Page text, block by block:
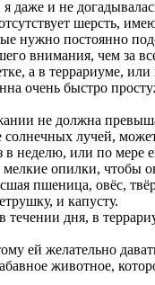
даже и не
шерсть,
нужно постоянно
внимания, чем за
а в террариуме, или
очень быстро
не должна
солнечных лучей,
неделю, или по мере
опилки, чтобы
пшеница, овёс,
и капусту.
течении дня, в
ей желательно
животное,